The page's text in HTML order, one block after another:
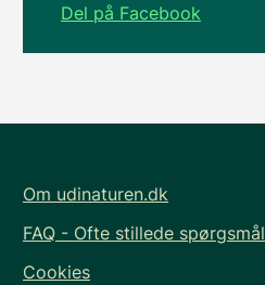
Del på Facebook
Om udinaturen.dk
FAQ - Ofte stillede spørgsmål
Cookies